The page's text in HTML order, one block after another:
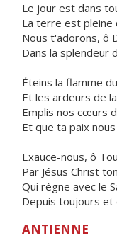
Le jour est dans
La terre est pleine
Nous t'adorons, ô
Dans la splendeur
Éteins la flamme
Et les ardeurs de
Emplis nos cœurs
Et que ta paix
Exauce-nous, ô
Par Jésus Christ
Qui règne avec le
Depuis toujours et
ANTIENNE